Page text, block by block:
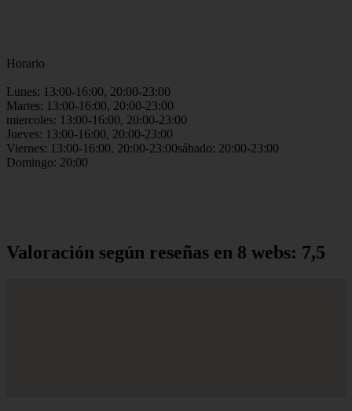
Horario
Lunes: 13:00-16:00, 20:00-23:00
Martes: 13:00-16:00, 20:00-23:00
miercoles: 13:00-16:00, 20:00-23:00
Jueves: 13:00-16:00, 20:00-23:00
Viernes: 13:00-16:00, 20:00-23:00sábado: 20:00-23:00
Domingo: 20:00
Valoración según reseñas en 8 webs: 7,5